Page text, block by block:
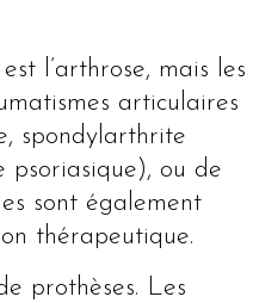
l’arthrose, mais les
articulaires
spondylarthrite
psoriasique), ou de
sont également
thérapeutique.
prothèses. Les